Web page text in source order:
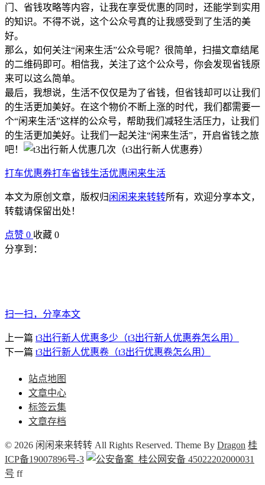
门、省钱攻略等内容，让我在享受优惠的同时，还能学到实用
的知识。不得不说，这个公众号真的让我感受到了生活的美
好。
那么，如何关注“闲来生活”公众号呢？很简单，扫描文章结尾
的二维码即可。相信我，关注了这个公众号，你会发现省钱原
来可以这么简单。
最后，我想说，生活不仅仅是为了省钱，但省钱却可以让我们
的生活更加美好。在这个物价不断上涨的时代，我们都需要一
个“闲来生活”这样的公众号，帮助我们减轻生活压力，让我们
的生活更加美好。让我们一起关注“闲来生活”，开启省钱之旅
吧！
打车优惠券打车省钱生活优惠闲来生活
本文为原创文章，版权归闲闲来来转转所有，欢迎分享本文，
转载请保留出处！
点赞 0 收藏 0
分享到：
扫一扫，分享本文
上一篇 t3出行新人优惠多少（t3出行新人优惠券怎么用）
下一篇 t3出行新人优惠卷（t3出行优惠卷怎么用）
站点地图
文章中心
标签云集
文章存档
© 2026 闲闲来来转转 All Rights Reserved. Theme By Dragon 桂
ICP备19007896号-3
桂公网安备 45022202000031
号 ff